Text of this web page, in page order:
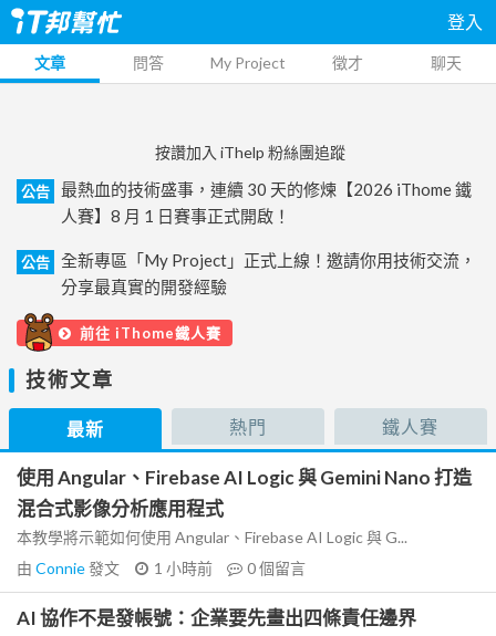
登入
文章 問答 My Project 徵才 聊天
按讚加入 iThelp 粉絲團追蹤
公告
最熱血的技術盛事，連續 30 天的修煉【2026 iThome 鐵
人賽】8 月 1 日賽事正式開啟！
公告
全新專區「My Project」正式上線！邀請你用技術交流，
分享最真實的開發經驗
前往 iThome鐵人賽
技術文章
最新 熱門 鐵人賽
使用 Angular、Firebase AI Logic 與 Gemini Nano 打造
混合式影像分析應用程式
本教學將示範如何使用 Angular、Firebase AI Logic 與 G...
由 Connie發文 1 小時前 0個留言
AI 協作不是發帳號：企業要先畫出四條責任邊界